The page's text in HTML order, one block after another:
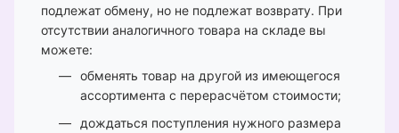
подлежат обмену, но не подлежат возврату. При
отсутствии аналогичного товара на складе вы
можете:
обменять товар на другой из имеющегося
ассортимента с перерасчётом стоимости;
дождаться поступления нужного размера